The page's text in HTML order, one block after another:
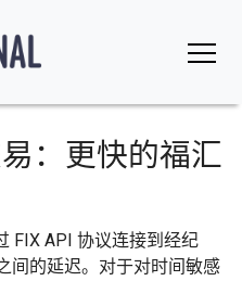
：更快的福汇
FIX API 协议连接到经纪
间的延迟。对于对时间敏感